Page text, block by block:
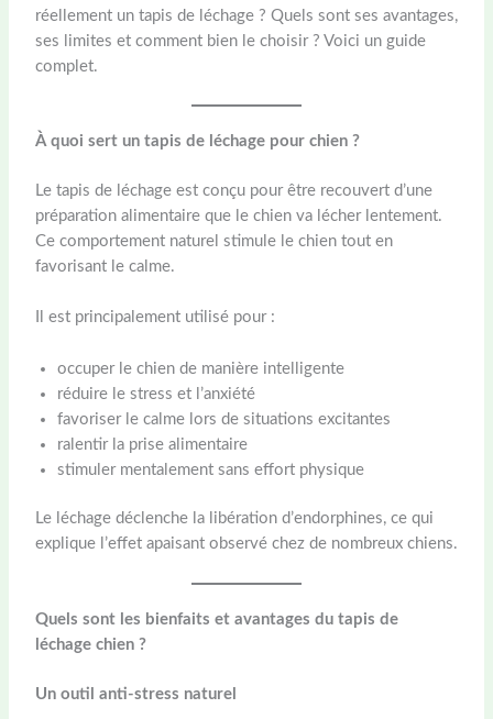
réellement un tapis de léchage ? Quels sont ses avantages,
ses limites et comment bien le choisir ? Voici un guide
complet.
À quoi sert un tapis de léchage pour chien ?
Le tapis de léchage est conçu pour être recouvert d’une
préparation alimentaire que le chien va lécher lentement.
Ce comportement naturel stimule le chien tout en
favorisant le calme.
Il est principalement utilisé pour :
occuper le chien de manière intelligente
réduire le stress et l’anxiété
favoriser le calme lors de situations excitantes
ralentir la prise alimentaire
stimuler mentalement sans effort physique
Le léchage déclenche la libération d’endorphines, ce qui
explique l’effet apaisant observé chez de nombreux chiens.
Quels sont les bienfaits et avantages du tapis de
léchage chien ?
Un outil anti-stress naturel